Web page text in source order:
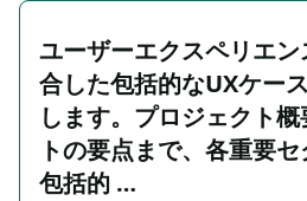
ユーザーエクスペリエ
合した包括的なUXケー
します。プロジェクト
トの要点まで、各重要
包括的 …